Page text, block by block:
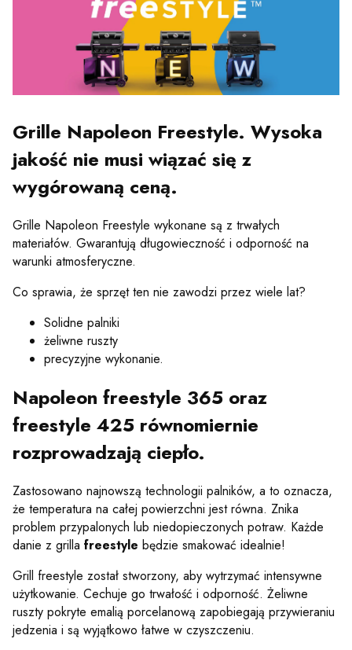
Grille Napoleon Freestyle. Wysoka
jakość nie musi wiązać się z
wygórowaną ceną.
Grille Napoleon Freestyle wykonane są z trwałych
materiałów. Gwarantują długowieczność i odporność na
warunki atmosferyczne.
Co sprawia, że sprzęt ten nie zawodzi przez wiele lat?
Solidne palniki
żeliwne ruszty
precyzyjne wykonanie.
Napoleon freestyle 365 oraz
freestyle 425 równomiernie
rozprowadzają ciepło.
Zastosowano najnowszą technologii palników, a to oznacza,
że temperatura na całej powierzchni jest równa. Znika
problem przypalonych lub niedopieczonych potraw. Każde
danie z grilla freestyle będzie smakować idealnie!
Grill freestyle został stworzony, aby wytrzymać intensywne
użytkowanie. Cechuje go trwałość i odporność. Żeliwne
ruszty pokryte emalią porcelanową zapobiegają przywieraniu
jedzenia i są wyjątkowo łatwe w czyszczeniu.